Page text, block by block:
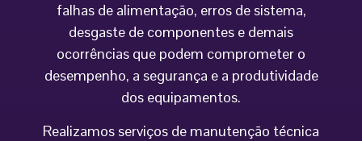
falhas de alimentação, erros de sistema,
desgaste de componentes e demais
ocorrências que podem comprometer o
desempenho, a segurança e a produtividade
dos equipamentos.
Realizamos serviços de manutenção técnica